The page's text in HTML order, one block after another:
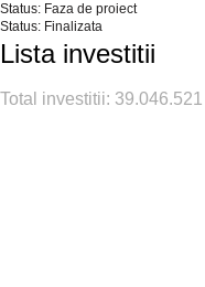
Status: Faza de proiect
Status: Finalizata
Lista investitii
Total investitii: